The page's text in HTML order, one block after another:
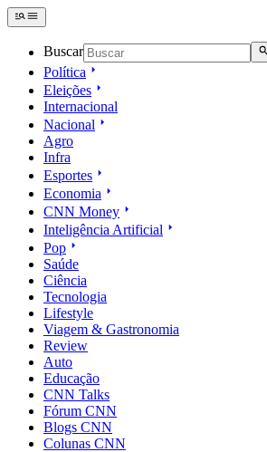
Buscar
Política
Eleições
Internacional
Nacional
Agro
Infra
Esportes
Economia
CNN Money
Inteligência Artificial
Pop
Saúde
Ciência
Tecnologia
Lifestyle
Viagem & Gastronomia
Review
Auto
Educação
CNN Talks
Fórum CNN
Blogs CNN
Colunas CNN